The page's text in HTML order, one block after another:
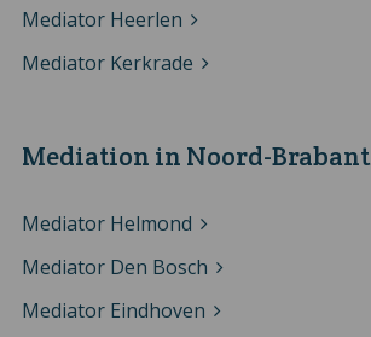
Mediation in Noord-Brabant
Mediator Helmond
Mediator Den Bosch
Mediator Eindhoven
Mediator Heerlen
Mediator Kerkrade